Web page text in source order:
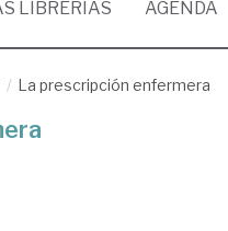
LIBRERÍAS AGENDA
La prescripción enfermera